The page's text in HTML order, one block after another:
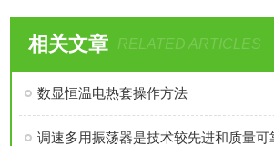
相关文章 RELATED ARTICLES
数显恒温电热套操作方法
调速多用振荡器是技术较先进和质量可